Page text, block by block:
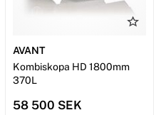
AVANT
Kombiskopa HD 1800mm
370L
58 500 SEK